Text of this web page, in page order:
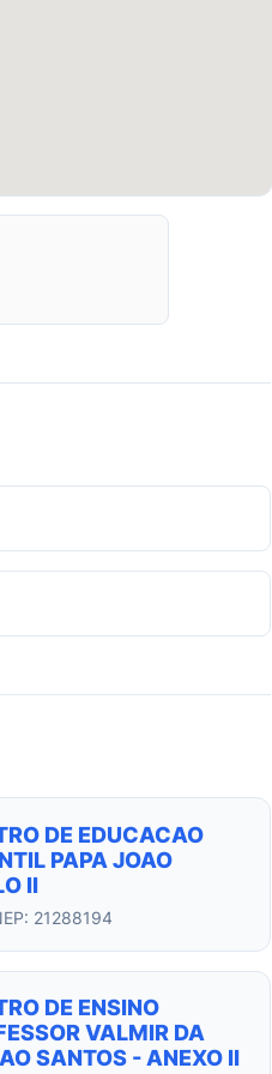
DE EDUCACAO
PAPA JOAO
II
21288194
DE ENSINO
VALMIR DA
SANTOS - ANEXO II